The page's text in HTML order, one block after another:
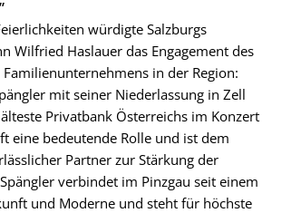
würdigte Salzburgs
Wilfried Haslauer das Engagement des
in der Region:
mit seiner Niederlassung in Zell
Privatbank Österreichs im Konzert
eine bedeutende Rolle und ist dem
Partner zur Stärkung der
verbindet im Pinzgau seit einem
und Moderne und steht für höchste